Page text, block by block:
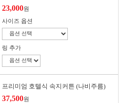
23,000원
사이즈 옵션
링 추가
프리미엄 호텔식 속지커튼 (나비주름)
37,500원